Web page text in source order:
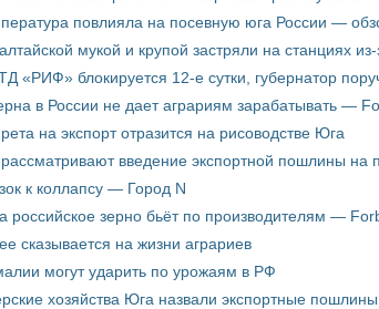
повлияла на посевную юга России —
мукой и крупой застряли на станциях
«РИФ» блокируется 12-е сутки, губернатор
в России не дает аграриям зарабатывать —
на экспорт отразится на рисоводстве Юга
рассматривают введение экспортной пошлины
к коллапсу — Город N
российское зерно бьёт по производителям —
сказывается на жизни аграриев
могут ударить по урожаям в РФ
хозяйства Юга назвали экспортные